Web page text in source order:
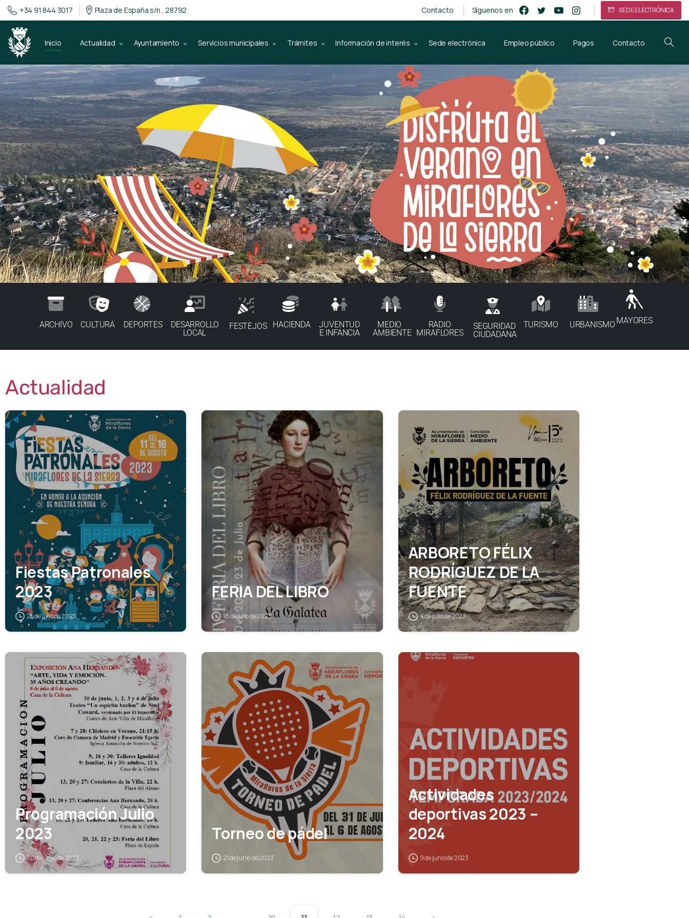
+34 91 844 3017 Plaza de España s/n , 28792 Contacto Síguenos en SEDE ELECTRÓNICA
Inicio Actualidad Ayuntamiento Servicios municipales Trámites Información de interés Sede electrónica Empleo público Pagos Contacto
ARCHIVO CULTURA DEPORTES
DESARROLLO
LOCAL
FESTEJOS HACIENDA
JUVENTUD
E INFANCIA
MEDIO
AMBIENTE
RADIO
MIRAFLORES
SEGURIDAD
CIUDADANA
TURISMO URBANISMO MAYORES
Actualidad
Fiestas Patronales
2023
25 de julio de 2023
FERIA DEL LIBRO
18 de julio de 2023
ARBORETO FÉLIX
RODRÍGUEZ DE LA
FUENTE
4 de julio de 2023
Programación Julio
2023
30 de junio de 2023
1 0
Torneo de pádel
21 de junio de 2023
Actividades
deportivas 2023 –
2024
9 de junio de 2023